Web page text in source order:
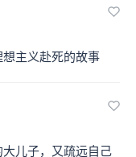
主义赴死的故事
儿子，又疏远自己